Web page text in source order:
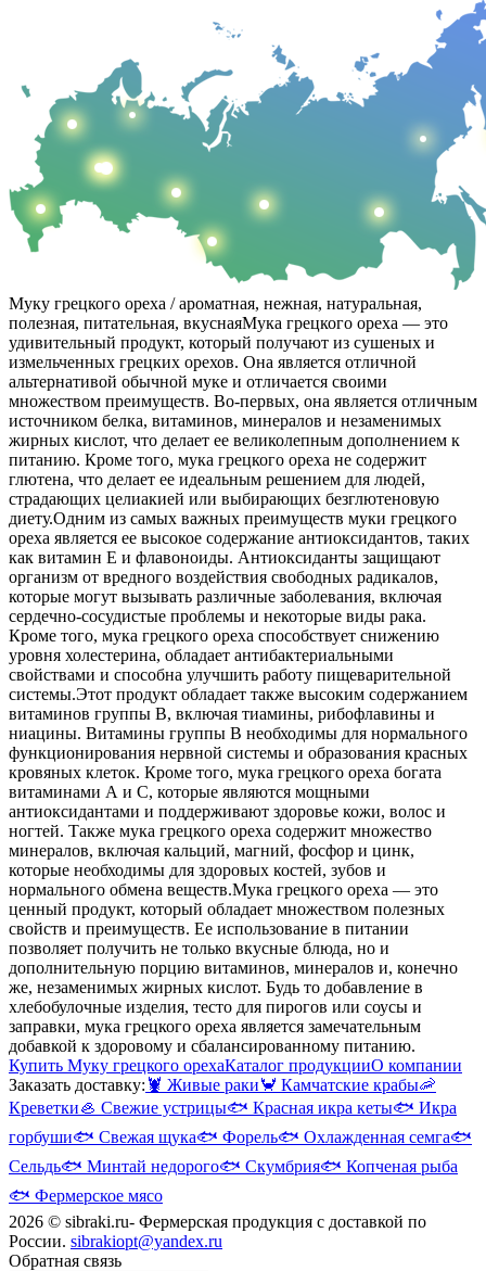
Муку грецкого ореха / ароматная, нежная, натуральная,
полезная, питательная, вкуснаяМука грецкого ореха — это
удивительный продукт, который получают из сушеных и
измельченных грецких орехов. Она является отличной
альтернативой обычной муке и отличается своими
множеством преимуществ. Во-первых, она является отличным
источником белка, витаминов, минералов и незаменимых
жирных кислот, что делает ее великолепным дополнением к
питанию. Кроме того, мука грецкого ореха не содержит
глютена, что делает ее идеальным решением для людей,
страдающих целиакией или выбирающих безглютеновую
диету.Одним из самых важных преимуществ муки грецкого
ореха является ее высокое содержание антиоксидантов, таких
как витамин Е и флавоноиды. Антиоксиданты защищают
организм от вредного воздействия свободных радикалов,
которые могут вызывать различные заболевания, включая
сердечно-сосудистые проблемы и некоторые виды рака.
Кроме того, мука грецкого ореха способствует снижению
уровня холестерина, обладает антибактериальными
свойствами и способна улучшить работу пищеварительной
системы.Этот продукт обладает также высоким содержанием
витаминов группы B, включая тиамины, рибофлавины и
ниацины. Витамины группы B необходимы для нормального
функционирования нервной системы и образования красных
кровяных клеток. Кроме того, мука грецкого ореха богата
витаминами А и С, которые являются мощными
антиоксидантами и поддерживают здоровье кожи, волос и
ногтей. Также мука грецкого ореха содержит множество
минералов, включая кальций, магний, фосфор и цинк,
которые необходимы для здоровых костей, зубов и
нормального обмена веществ.Мука грецкого ореха — это
ценный продукт, который обладает множеством полезных
свойств и преимуществ. Ее использование в питании
позволяет получить не только вкусные блюда, но и
дополнительную порцию витаминов, минералов и, конечно
же, незаменимых жирных кислот. Будь то добавление в
хлебобулочные изделия, тесто для пирогов или соусы и
заправки, мука грецкого ореха является замечательным
добавкой к здоровому и сбалансированному питанию.
Купить Муку грецкого орехаКаталог продукцииО компании
Заказать доставку: 🦞 Живые раки🦀 Камчатские крабы🦐
Креветки🦪 Свежие устрицы🐟 Красная икра кеты🐟 Икра
горбуши🐟 Свежая щука🐟 Форель🐟 Охлажденная семга🐟
Сельдь🐟 Минтай недорого🐟 Скумбрия🐟 Копченая рыба
🐟 Фермерское мясо
2026 © sibraki.ru- Фермерская продукция с доставкой по
России. sibrakiopt@yandex.ru
Обратная связь